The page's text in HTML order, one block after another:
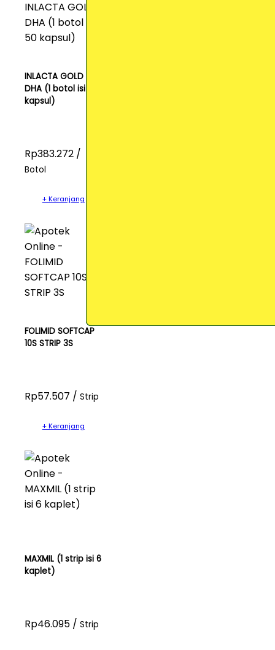
INLACTA GOLD
DHA (1 botol isi 50
kapsul)
Rp383.272 /
Botol
+ Keranjang
FOLIMID SOFTCAP
10S STRIP 3S
Rp57.507 / Strip
+ Keranjang
MAXMIL (1 strip isi 6
kaplet)
Rp46.095 / Strip